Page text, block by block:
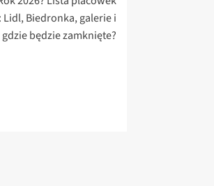
Biedronka, galerie i
będzie zamknięte?